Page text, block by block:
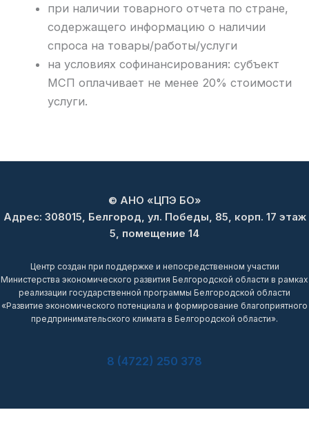
при наличии товарного отчета по стране,
содержащего информацию о наличии
спроса на товары/работы/услуги
на условиях софинансирования: субъект
МСП оплачивает не менее 20% стоимости
услуги.
© АНО «ЦПЭ БО»
Адрес: 308015, Белгород, ул. Победы, 85, корп. 17 этаж
5, помещение 14
Центр создан при поддержке и непосредственном участии
Министерства экономического развития Белгородской области в рамках
реализации государственной программы Белгородской области
«Развитие экономического потенциала и формирование благоприятного
предпринимательского климата в Белгородской области».
8 (4722) 250 378